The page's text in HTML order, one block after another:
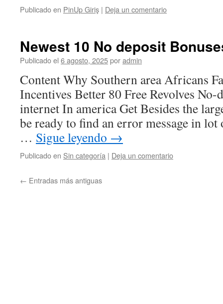
Publicado en PinUp Giriş | Deja un comentario
Newest 10 No deposit
Publicado el 6 agosto, 2025poradmin
Content Why Southern area Africans
Incentives Better 80 Free Revolves No-
internet In america Get Besides the
be ready to find an error message in lot
… Sigue leyendo →
Publicado en Sin categoría | Deja un comentario
← Entradas más antiguas